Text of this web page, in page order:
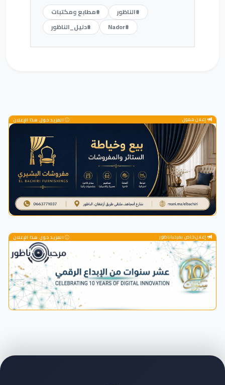
#الناظور
#مطابع ومكتبات
#Nador
#دليل_الناظور
إعلان ممول المزيد حول هذا الإعلان
إعلان خاص بمرحباناظور المزيد حول هذا الإعلان